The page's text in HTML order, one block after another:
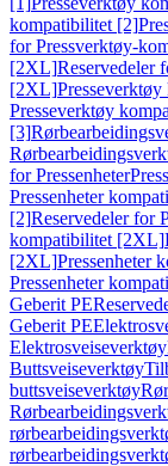
kompatibilitet [2]
for Pressverktøy-
[2XL]Reservedeler
[2XL]
Presseverktøy
[3]
for Pressenheter
Pressenheter
[2]Reservedeler for
kompatibilitet [2XL]
[2XL]Pressenheter
Pressenheter
Geberit PE
Geberit PE
Elektrosveiseverktøy
Buttsveiseverktøy
buttsveiseverktøy